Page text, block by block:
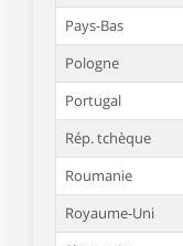
Pays-Bas
Pologne
Portugal
Rép. tchèque
Roumanie
Royaume-Uni